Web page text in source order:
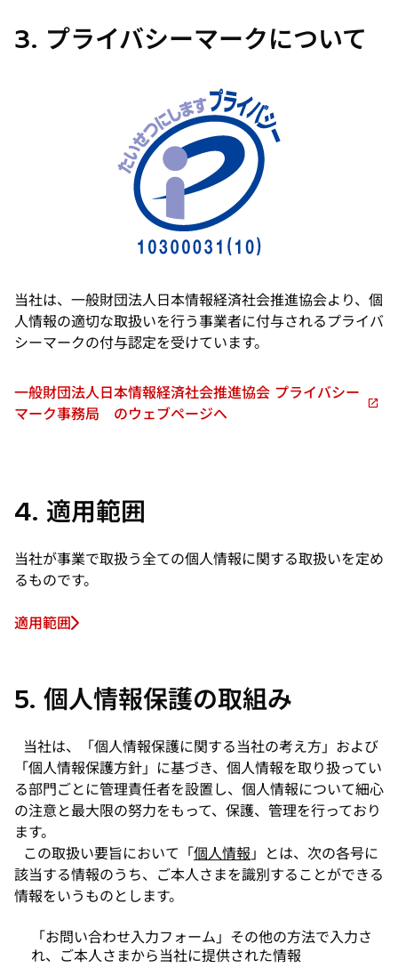
3. プライバシーマークについて
当社は、一般財団法人日本情報経済社会推進協会より、個
人情報の適切な取扱いを行う事業者に付与されるプライバ
シーマークの付与認定を受けています。
一般財団法人日本情報経済社会推進協会 プライバシー
マーク事務局 のウェブページへ
新
で
く
4. 適用範囲
当社が事業で取扱う全ての個人情報に関する取扱いを定め
るものです。
適用範囲
5. 個人情報保護の取組み
当社は、「個人情報保護に関する当社の考え方」および
「個人情報保護方針」に基づき、個人情報を取り扱ってい
る部門ごとに管理責任者を設置し、個人情報について細心
の注意と最大限の努力をもって、保護、管理を行っており
ます。
この取扱い要旨において「個人情報 」とは、次の各号に
該当する情報のうち、ご本人さまを識別することができる
情報をいうものとします。
「お問い合わせ入力フォーム」その他の方法で入力さ
れ、ご本人さまから当社に提供された情報